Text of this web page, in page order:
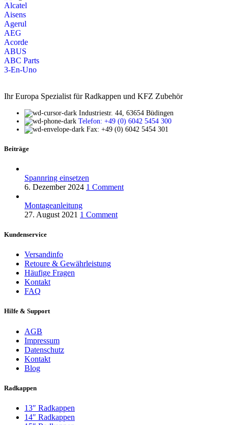
Alcatel
Aisens
Agerul
AEG
Acorde
ABUS
ABC Parts
3-En-Uno
Ihr Europa Spezialist für Radkappen und KFZ Zubehör
Industriestr. 44, 63654 Büdingen
Telefon: +49 (0) 6042 5454 300
Fax: +49 (0) 6042 5454 301
Beiträge
Spannring einsetzen
6. Dezember 2024 1 Comment
Montageanleitung
27. August 2021 1 Comment
Kundenservice
Versandinfo
Retoure & Gewährleistung
Häufige Fragen
Kontakt
FAQ
Hilfe & Support
AGB
Impressum
Datenschutz
Kontakt
Blog
Radkappen
13″ Radkappen
14″ Radkappen